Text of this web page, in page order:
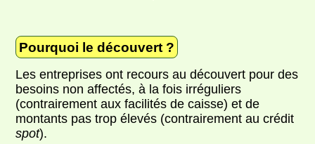
Pourquoi le découvert ?
Les entreprises ont recours au découvert pour des
besoins non affectés, à la fois irréguliers
(contrairement aux facilités de caisse) et de
montants pas trop élevés (contrairement au crédit
spot).